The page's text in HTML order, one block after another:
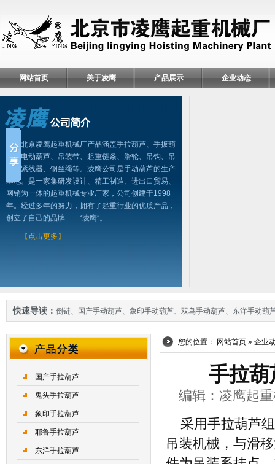
网站首页 关于凌鹰 产品展示 企业动态
北京凌鹰起重机械厂产品涵盖手拉葫芦、手扳葫
芦、电动葫芦、吊装带、起重链条、滑轮、吊钩、吊
具、紧线器、钢丝绳等。凌鹰公司是手动葫芦的生产
基地。是一家集研发设计、精工制造、进出口贸易、
网销为一体的起重机械专业厂家，公司创建于1998
年。经过多年的努力，拥有了起重行业的优质产品，
创立了自己的品牌——“凌鹰”。
【点击更多】
快速导读： 倒链、 国产手动葫芦、 象印手动葫芦、 双鸟手动葫芦、 东洋手动葫
您的位置： 网站首页 » 企业
手拉葫
编辑：凌鹰起
采用手拉葫芦
吊装机械，与滑
国产手拉葫芦
鬼头手拉葫芦
象印手拉葫芦
耶鲁手拉葫芦
东洋手拉葫芦